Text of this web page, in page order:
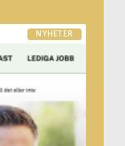
NYHETER